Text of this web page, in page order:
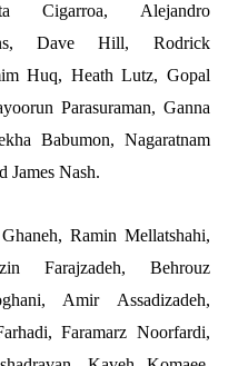
Cigarroa, Alejandro
Dave Hill, Rodrick
Huq, Heath Lutz, Gopal
Parasuraman, Ganna
Babumon, Nagaratnam
James Nash.
Ramin Mellatshahi,
Farajzadeh, Behrouz
Amir Assadizadeh,
Faramarz Noorfardi,